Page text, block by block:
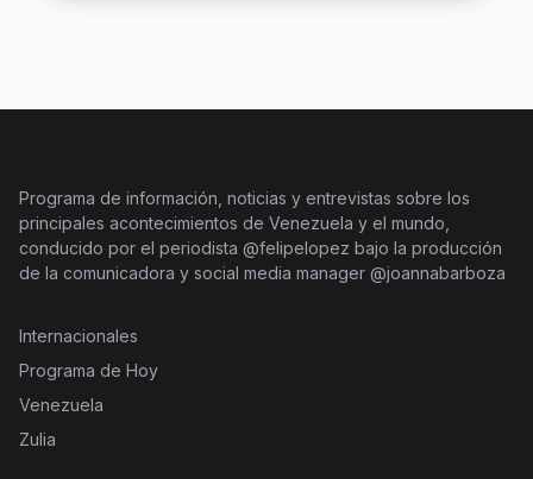
Programa de información, noticias y entrevistas sobre los
principales acontecimientos de Venezuela y el mundo,
conducido por el periodista @felipelopez bajo la producción
de la comunicadora y social media manager @joannabarboza
Internacionales
Programa de Hoy
Venezuela
Zulia